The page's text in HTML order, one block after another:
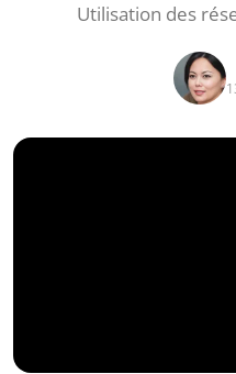
Utilisation des